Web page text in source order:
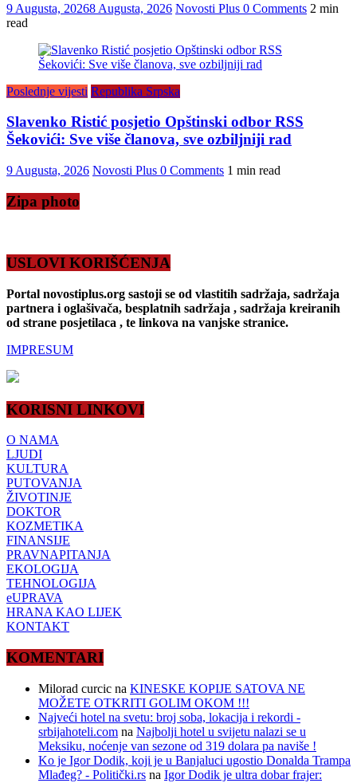
9 Augusta, 20268 Augusta, 2026 Novosti Plus 0 Comments 2 min
read
Poslednje vijesti Republika Srpska
Slavenko Ristić posjetio Opštinski odbor RSS
Šekovići: Sve više članova, sve ozbiljniji rad
9 Augusta, 2026 Novosti Plus 0 Comments 1 min read
Zipa photo
USLOVI KORIŠĆENJA
Portal novostiplus.org sastoji se od vlastitih sadržaja, sadržaja
partnera i oglašivača, besplatnih sadržaja , sadržaja kreiranih
od strane posjetilaca , te linkova na vanjske stranice.
IMPRESUM
KORISNI LINKOVI
O NAMA
LJUDI
KULTURA
PUTOVANJA
ŽIVOTINJE
DOKTOR
KOZMETIKA
FINANSIJE
PRAVNAPITANJA
EKOLOGIJA
TEHNOLOGIJA
eUPRAVA
HRANA KAO LIJEK
KONTAKT
KOMENTARI
Milorad curcic na KINESKE KOPIJE SATOVA NE
MOŽETE OTKRITI GOLIM OKOM !!!
Najveći hotel na svetu: broj soba, lokacija i rekordi -
srbijahoteli.com na Najbolji hotel u svijetu nalazi se u
Meksiku, noćenje van sezone od 319 dolara pa naviše !
Ko je Igor Dodik, koji je u Banjaluci ugostio Donalda Trampa
Mlađeg? - Politički.rs na Igor Dodik je ultra dobar frajer: